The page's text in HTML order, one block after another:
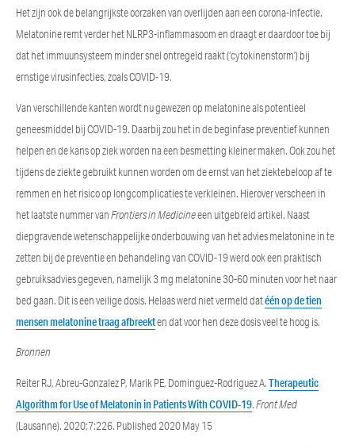
Het zijn ook de belangrijkste oorzaken van overlijden aan een corona-infectie.
Melatonine remt verder het NLRP3-inflammasoom en draagt er daardoor toe bij
dat het immuunsysteem minder snel ontregeld raakt (‘cytokinenstorm’) bij
ernstige virusinfecties, zoals COVID-19.
Van verschillende kanten wordt nu gewezen op melatonine als potentieel
geneesmiddel bij COVID-19. Daarbij zou het in de beginfase preventief kunnen
helpen en de kans op ziek worden na een besmetting kleiner maken. Ook zou het
tijdens de ziekte gebruikt kunnen worden om de ernst van het ziektebeloop af te
remmen en het risico op longcomplicaties te verkleinen. Hierover verscheen in
het laatste nummer vanFrontiers in Medicineeen uitgebreid artikel. Naast
diepgravende wetenschappelijke onderbouwing van het advies melatonine in te
zetten bij de preventie en behandeling van COVID-19 werd ook een praktisch
gebruiksadvies gegeven, namelijk 3 mg melatonine 30-60 minuten voor het naar
bed gaan. Dit is een veilige dosis. Helaas werd niet vermeld datéén op de tien
mensen melatonine traag afbreekten dat voor hen deze dosis veel te hoog is.
Bronnen
Reiter RJ, Abreu-Gonzalez P, Marik PE, Dominguez-Rodriguez A.Therapeutic
Algorithm for Use of Melatonin in Patients With COVID-19.Front Med
(Lausanne). 2020;7:226. Published 2020 May 15